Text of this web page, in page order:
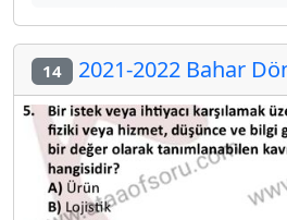
14 2021-2022 Bahar